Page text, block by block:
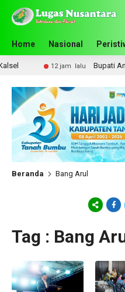
Home Nasional
12 jam lalu Bupati Andi
Beranda Bang Arul
Tag : Bang